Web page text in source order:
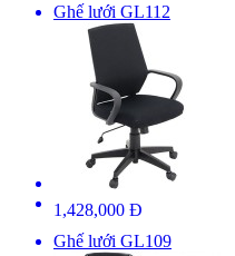
Ghế lưới GL112
1,428,000 Đ
Ghế lưới GL109